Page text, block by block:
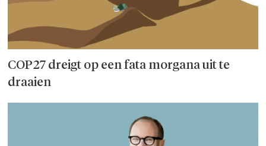
COP27 dreigt op een fata morgana uit te
draaien